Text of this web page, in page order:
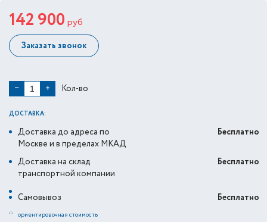
142 900 руб
Заказать звонок
− + Кол-во
ДОСТАВКА:
Доставка до адреса по
Москве и в пределах МКАД
Бесплатно
Доставка на склад
транспортной компании
Бесплатно
Самовывоз
Бесплатно
* ориентировочная стоимость